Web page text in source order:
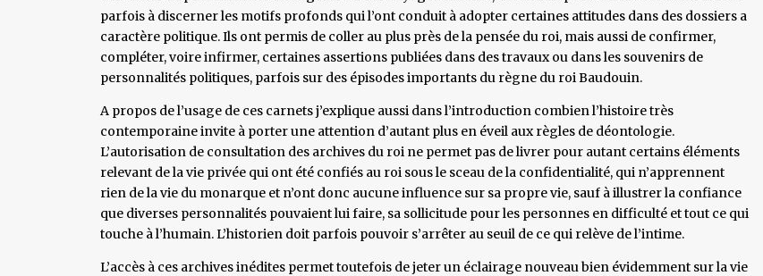
parfois à discerner les motifs profonds qui l’ont conduit à adopter certaines attitudes dans des dossiers a
caractère politique. Ils ont permis de coller au plus près de la pensée du roi, mais aussi de confirmer,
compléter, voire infirmer, certaines assertions publiées dans des travaux ou dans les souvenirs de
personnalités politiques, parfois sur des épisodes importants du règne du roi Baudouin.
A propos de l’usage de ces carnets j’explique aussi dans l’introduction combien l’histoire très
contemporaine invite à porter une attention d’autant plus en éveil aux règles de déontologie.
L’autorisation de consultation des archives du roi ne permet pas de livrer pour autant certains éléments
relevant de la vie privée qui ont été confiés au roi sous le sceau de la confidentialité, qui n’apprennent
rien de la vie du monarque et n’ont donc aucune influence sur sa propre vie, sauf à illustrer la confiance
que diverses personnalités pouvaient lui faire, sa sollicitude pour les personnes en difficulté et tout ce qui
touche à l’humain. L’historien doit parfois pouvoir s’arrêter au seuil de ce qui relève de l’intime.
L’accès à ces archives inédites permet toutefois de jeter un éclairage nouveau bien évidemment sur la vie